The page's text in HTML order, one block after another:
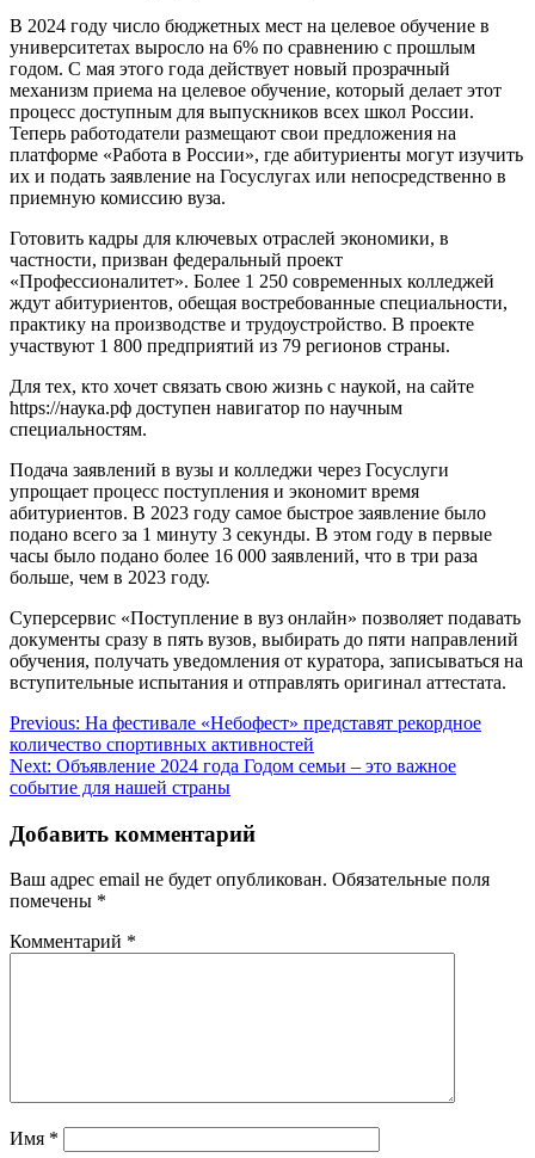
В 2024 году число бюджетных мест на целевое обучение в
университетах выросло на 6% по сравнению с прошлым
годом. С мая этого года действует новый прозрачный
механизм приема на целевое обучение, который делает этот
процесс доступным для выпускников всех школ России.
Теперь работодатели размещают свои предложения на
платформе «Работа в России», где абитуриенты могут изучить
их и подать заявление на Госуслугах или непосредственно в
приемную комиссию вуза.
Готовить кадры для ключевых отраслей экономики, в
частности, призван федеральный проект
«Профессионалитет». Более 1 250 современных колледжей
ждут абитуриентов, обещая востребованные специальности,
практику на производстве и трудоустройство. В проекте
участвуют 1 800 предприятий из 79 регионов страны.
Для тех, кто хочет связать свою жизнь с наукой, на сайте
https://наука.рф доступен навигатор по научным
специальностям.
Подача заявлений в вузы и колледжи через Госуслуги
упрощает процесс поступления и экономит время
абитуриентов. В 2023 году самое быстрое заявление было
подано всего за 1 минуту 3 секунды. В этом году в первые
часы было подано более 16 000 заявлений, что в три раза
больше, чем в 2023 году.
Суперсервис «Поступление в вуз онлайн» позволяет подавать
документы сразу в пять вузов, выбирать до пяти направлений
обучения, получать уведомления от куратора, записываться на
вступительные испытания и отправлять оригинал аттестата.
Навигация
по
записям
Previous: На фестивале «Небофест» представят рекордное
количество спортивных активностей
Next: Объявление 2024 года Годом семьи – это важное
событие для нашей страны
Добавить комментарий
Ваш адрес email не будет опубликован. Обязательные поля
помечены *
Комментарий *
Имя *